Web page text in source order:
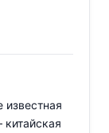
известная